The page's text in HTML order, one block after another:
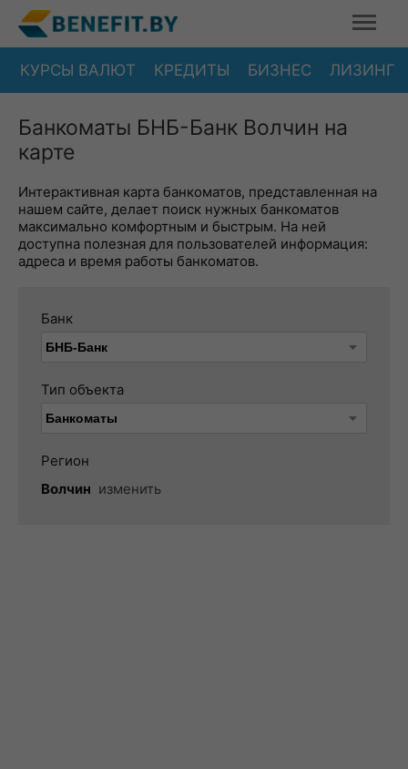
КУРСЫ ВАЛЮТ КРЕДИТЫ БИЗНЕС ЛИЗИНГ
Банкоматы БНБ-Банк Волчин на
карте
Интерактивная карта банкоматов, представленная на
нашем сайте, делает поиск нужных банкоматов
максимально комфортным и быстрым. На ней
доступна полезная для пользователей информация:
адреса и время работы банкоматов.
Банк
Тип объекта
Регион
Волчин изменить